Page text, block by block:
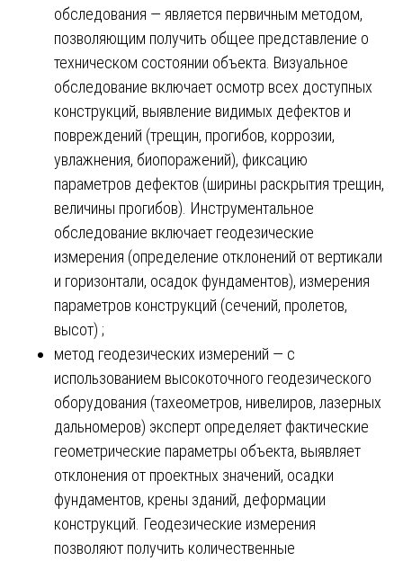
обследования — является первичным методом,
позволяющим получить общее представление о
техническом состоянии объекта. Визуальное
обследование включает осмотр всех доступных
конструкций, выявление видимых дефектов и
повреждений (трещин, прогибов, коррозии,
увлажнения, биопоражений), фиксацию
параметров дефектов (ширины раскрытия трещин,
величины прогибов). Инструментальное
обследование включает геодезические
измерения (определение отклонений от вертикали
и горизонтали, осадок фундаментов), измерения
параметров конструкций (сечений, пролетов,
высот) ;
метод геодезических измерений — с
использованием высокоточного геодезического
оборудования (тахеометров, нивелиров, лазерных
дальномеров) эксперт определяет фактические
геометрические параметры объекта, выявляет
отклонения от проектных значений, осадки
фундаментов, крены зданий, деформации
конструкций. Геодезические измерения
позволяют получить количественные